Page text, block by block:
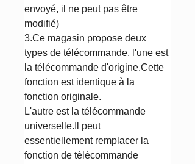
envoyé, il ne peut pas être
modifié)
3.Ce magasin propose deux
types de télécommande, l'une est
la télécommande d'origine.Cette
fonction est identique à la
fonction originale.
L'autre est la télécommande
universelle.Il peut
essentiellement remplacer la
fonction de télécommande